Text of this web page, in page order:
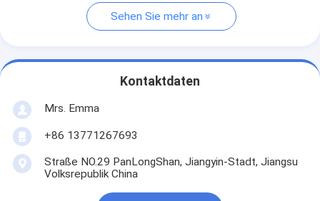
Sehen Sie mehr an
Kontaktdaten
Mrs. Emma
+86 13771267693
Straße NO.29 PanLongShan, Jiangyin-Stadt, Jiangsu
Volksrepublik China